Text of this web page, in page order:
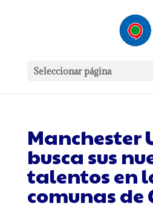
Seleccionar página
Manchester
busca sus
talentos en
comunas de